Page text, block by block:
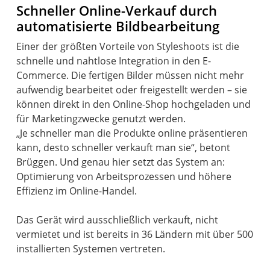
Schneller Online-Verkauf durch
automatisierte Bildbearbeitung
Einer der größten Vorteile von Styleshoots ist die
schnelle und nahtlose Integration in den E-
Commerce. Die fertigen Bilder müssen nicht mehr
aufwendig bearbeitet oder freigestellt werden – sie
können direkt in den Online-Shop hochgeladen und
für Marketingzwecke genutzt werden.
„Je schneller man die Produkte online präsentieren
kann, desto schneller verkauft man sie“, betont
Brüggen. Und genau hier setzt das System an:
Optimierung von Arbeitsprozessen und höhere
Effizienz im Online-Handel.
Das Gerät wird ausschließlich verkauft, nicht
vermietet und ist bereits in 36 Ländern mit über 500